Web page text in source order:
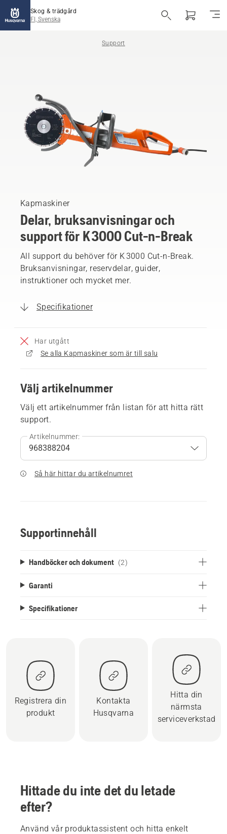
Skog & trädgård
FI, Svenska
Support
Kapmaskiner
Delar, bruksanvisningar och
support för K 3000 Cut-n-Break
All support du behöver för K 3000 Cut-n-Break.
Bruksanvisningar, reservdelar, guider,
instruktioner och mycket mer.
Specifikationer
Har utgått
Se alla Kapmaskiner som är till salu
Välj artikelnummer
Välj ett artikelnummer från listan för att hitta rätt
support.
Artikelnummer:
Så här hittar du artikelnumret
Supportinnehåll
Handböcker och dokument (2)
Garanti
Specifikationer
Registrera din
produkt
Kontakta
Husqvarna
Hitta din
närmsta
serviceverkstad
Hittade du inte det du letade
efter?
Använd vår produktassistent och hitta enkelt